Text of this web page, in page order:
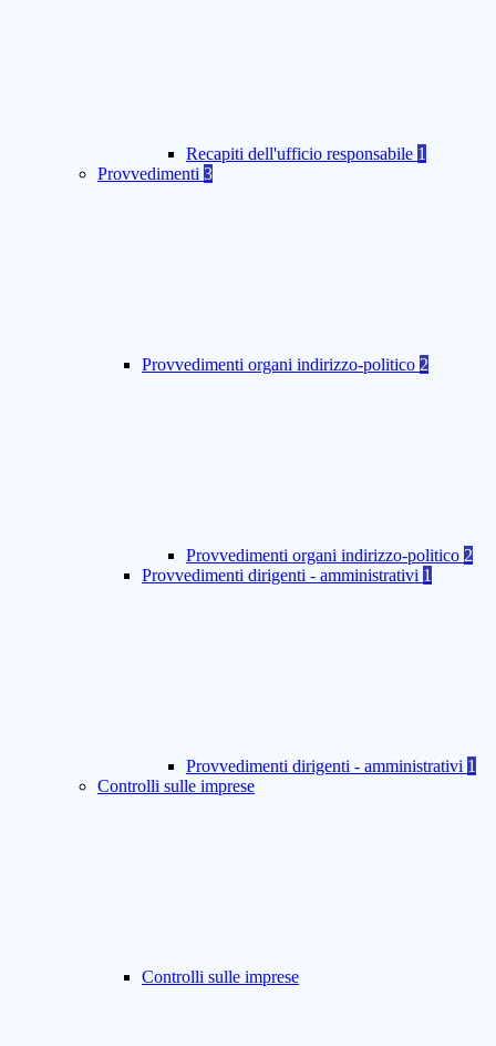
Recapiti dell'ufficio responsabile 1
Provvedimenti 3
Provvedimenti organi indirizzo-politico 2
Provvedimenti organi indirizzo-politico 2
Provvedimenti dirigenti - amministrativi 1
Provvedimenti dirigenti - amministrativi 1
Controlli sulle imprese
Controlli sulle imprese